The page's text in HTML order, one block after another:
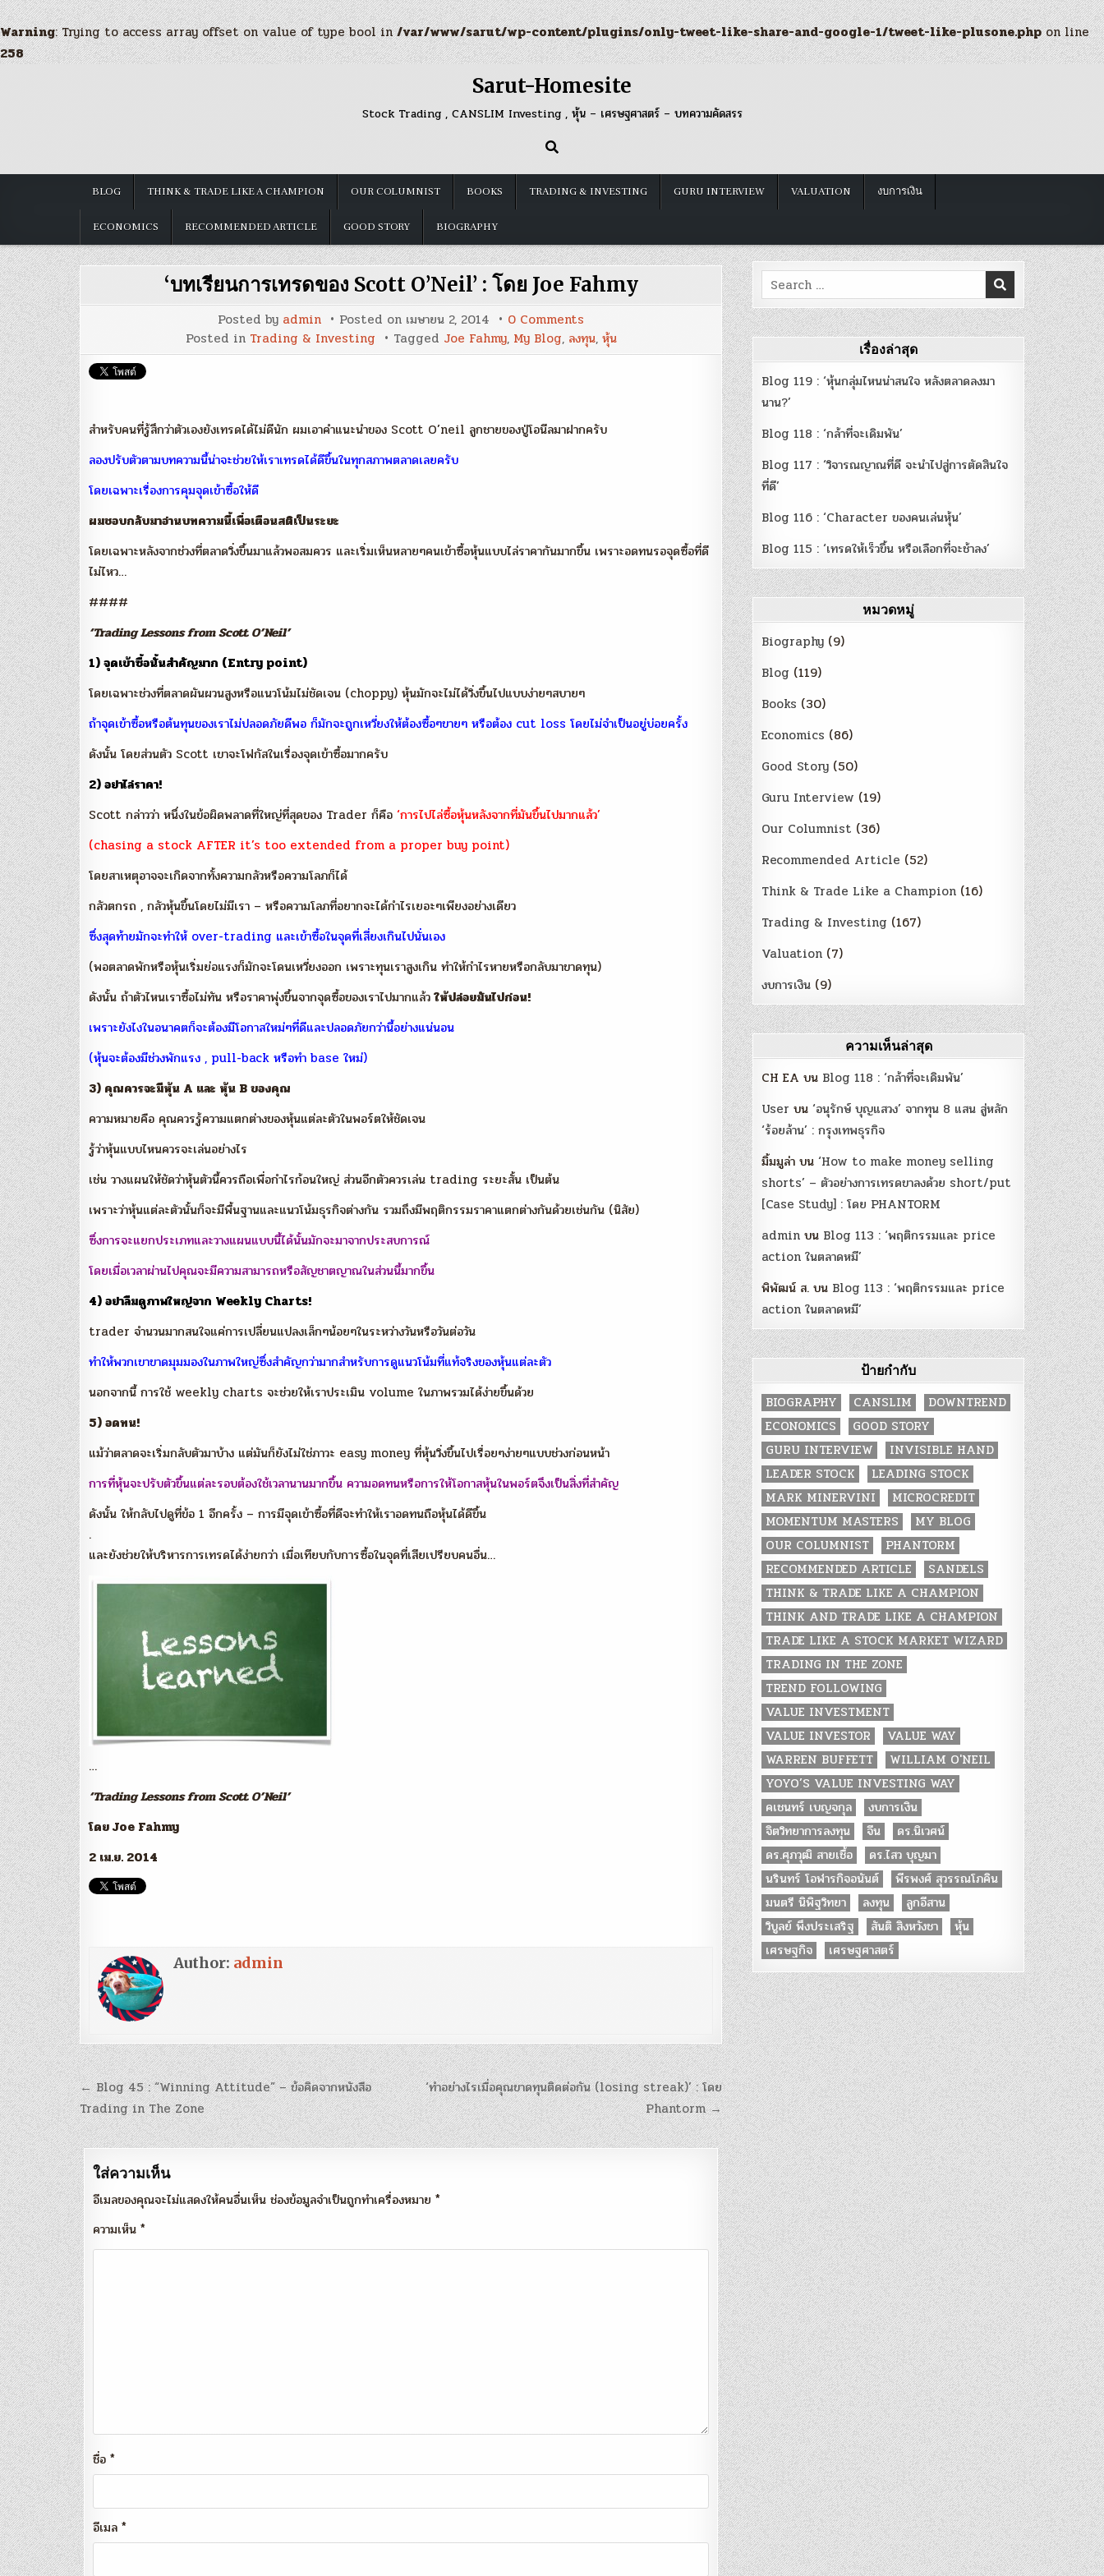
Warning: Trying to access array offset on value of type bool in/var/www/sarut/wp-content/plugins/only-tweet-like-share-and-google-1/tweet-like-plusone.phpon line
258
Sarut-Homesite
Stock Trading , CANSLIM Investing , หุ้น – เศรษฐศาสตร์ – บทความคัดสรร
BLOG THINK & TRADE LIKE A CHAMPION OUR COLUMNIST BOOKS TRADING & INVESTING GURU INTERVIEW VALUATION งบการเงิน
ECONOMICS RECOMMENDED ARTICLE GOOD STORY BIOGRAPHY
‘บทเรียนการเทรดของ Scott O’Neil’ : โดย Joe Fahmy
Posted by admin Posted on เมษายน 2, 2014 0 Comments
‘บท
เรียน
การ
โดย
Posted in Trading & Investing Tagged Joe Fahmy, My Blog, ลงทุน, หุ้น
สำหรับคนที่รู้สึกว่าตัวเองยังเทรดได้ไม่ดีนัก ผมเอาคำแนะนำของ Scott O’neil ลูกชายของปู่โอนีลมาฝากครับ
ลองปรับตัวตามบทความนี้น่าจะช่วยให้เราเทรดได้ดีขึ้นในทุกสภาพตลาดเลยครับ
โดยเฉพาะเรื่องการคุมจุดเข้าซื้อให้ดี
ผมชอบกลับมาอ่านบทความนี้เพื่อเตือนสติเป็นระยะ
โดยเฉพาะหลังจากช่วงที่ตลาดวิ่งขึ้นมาแล้วพอสมควร และเริ่มเห็นหลายๆคนเข้าซื้อหุ้นแบบไล่ราคากันมากขึ้น เพราะอดทนรอจุดซื้อที่ดี
ไม่ไหว…
####
‘Trading Lessons from Scott O’Neil’
1) จุดเข้าซื้อนั้นสำคัญมาก (Entry point)
โดยเฉพาะช่วงที่ตลาดผันผวนสูงหรือแนวโน้มไม่ชัดเจน (choppy) หุ้นมักจะไม่ได้วิ่งขึ้นไปแบบง่ายๆสบายๆ
ถ้าจุดเข้าซื้อหรือต้นทุนของเราไม่ปลอดภัยดีพอ ก็มักจะถูกเหวี่ยงให้ต้องซื้อๆขายๆ หรือต้อง cut loss โดยไม่จำเป็นอยู่บ่อยครั้ง
ดังนั้น โดยส่วนตัว Scott เขาจะโฟกัสในเรื่องจุดเข้าซื้อมากครับ
2) อย่าไล่ราคา!
Scott กล่าวว่า หนึ่งในข้อผิดพลาดที่ใหญ่ที่สุดของ Trader ก็คือ ‘การไปไล่ซื้อหุ้นหลังจากที่มันขึ้นไปมากแล้ว’
(chasing a stock AFTER it’s too extended from a proper buy point)
โดยสาเหตุอาจจะเกิดจากทั้งความกลัวหรือความโลภก็ได้
กลัวตกรถ , กลัวหุ้นขึ้นโดยไม่มีเรา – หรือความโลภที่อยากจะได้กำไรเยอะๆเพียงอย่างเดียว
ซึ่งสุดท้ายมักจะทำให้ over-trading และเข้าซื้อในจุดที่เสี่ยงเกินไปนั่นเอง
(พอตลาดพักหรือหุ้นเริ่มย่อแรงก็มักจะโดนเหวี่ยงออก เพราะทุนเราสูงเกิน ทำให้กำไรหายหรือกลับมาขาดทุน)
ดังนั้น ถ้าตัวไหนเราซื้อไม่ทัน หรือราคาพุ่งขึ้นจากจุดซื้อของเราไปมากแล้วให้ปล่อยมันไปก่อน!
เพราะยังไงในอนาคตก็จะต้องมีโอกาสใหม่ๆที่ดีและปลอดภัยกว่านี้อย่างแน่นอน
(หุ้นจะต้องมีช่วงพักแรง , pull-back หรือทำ base ใหม่)
3) คุณควรจะมีหุ้น A และ หุ้น B ของคุณ
ความหมายคือ คุณควรรู้ความแตกต่างของหุ้นแต่ละตัวในพอร์ตให้ชัดเจน
รู้ว่าหุ้นแบบไหนควรจะเล่นอย่างไร
เช่น วางแผนให้ชัดว่าหุ้นตัวนี้ควรถือเพื่อกำไรก้อนใหญ่ ส่วนอีกตัวควรเล่น trading ระยะสั้น เป็นต้น
เพราะว่าหุ้นแต่ละตัวนั้นก็จะมีพื้นฐานและแนวโน้มธุรกิจต่างกัน รวมถึงมีพฤติกรรมราคาแตกต่างกันด้วยเช่นกัน (นิสัย)
ซึ่งการจะแยกประเภทและวางแผนแบบนี้ได้นั้นมักจะมาจากประสบการณ์
โดยเมื่อเวลาผ่านไปคุณจะมีความสามารถหรือสัญชาตญาณในส่วนนี้มากขึ้น
4) อย่าลืมดูภาพใหญ่จาก Weekly Charts!
trader จำนวนมากสนใจแค่การเปลี่ยนแปลงเล็กๆน้อยๆในระหว่างวันหรือวันต่อวัน
ทำให้พวกเขาขาดมุมมองในภาพใหญ่ซึ่งสำคัญกว่ามากสำหรับการดูแนวโน้มที่แท้จริงของหุ้นแต่ละตัว
นอกจากนี้ การใช้ weekly charts จะช่วยให้เราประเมิน volume ในภาพรวมได้ง่ายขึ้นด้วย
5) อดทน!
แม้ว่าตลาดจะเริ่มกลับตัวมาบ้าง แต่มันก็ยังไม่ใช่ภาวะ easy money ที่หุ้นวิ่งขึ้นไปเรื่อยๆง่ายๆแบบช่วงก่อนหน้า
การที่หุ้นจะปรับตัวขึ้นแต่ละรอบต้องใช้เวลานานมากขึ้น ความอดทนหรือการให้โอกาสหุ้นในพอร์ตจึงเป็นสิ่งที่สำคัญ
ดังนั้น ให้กลับไปดูที่ข้อ 1 อีกครั้ง – การมีจุดเข้าซื้อที่ดีจะทำให้เราอดทนถือหุ้นได้ดีขึ้น
.
และยังช่วยให้บริหารการเทรดได้ง่ายกว่า เมื่อเทียบกับการซื้อในจุดที่เสียเปรียบคนอื่น…
…
‘Trading Lessons from Scott O’Neil’
โดย Joe Fahmy
2 เม.ย. 2014
Author: admin
แนะแนว
เรื่อง
‘ทำอย่างไรเมื่อคุณขาดทุนติดต่อกัน (losing streak)’ : โดย
Phantorm →
← Blog 45 : “Winning Attitude” – ข้อคิดจากหนังสือ
Trading in The Zone
ใส่ความเห็น
อีเมลของคุณจะไม่แสดงให้คนอื่นเห็น ช่องข้อมูลจำเป็นถูกทำเครื่องหมาย *
ความเห็น *
ชื่อ *
อีเมล *
Search
for:
เรื่องล่าสุด
Blog 119 : ‘หุ้นกลุ่มไหนน่าสนใจ หลังตลาดลงมา
นาน?’
Blog 118 : ‘กล้าที่จะเดิมพัน’
Blog 117 : ‘วิจารณญาณที่ดี จะนำไปสู่การตัดสินใจ
ที่ดี’
Blog 116 : ‘Character ของคนเล่นหุ้น’
Blog 115 : ‘เทรดให้เร็วขึ้น หรือเลือกที่จะช้าลง’
หมวดหมู่
Biography (9)
Blog (119)
Books (30)
Economics (86)
Good Story (50)
Guru Interview (19)
Our Columnist (36)
Recommended Article (52)
Think & Trade Like a Champion (16)
Trading & Investing (167)
Valuation (7)
งบการเงิน (9)
ความเห็นล่าสุด
CH EA บน Blog 118 : ‘กล้าที่จะเดิมพัน’
User บน‘อนุรักษ์ บุญแสวง’ จากทุน 8 แสน สู่หลัก
‘ร้อยล้าน’ : กรุงเทพธุรกิจ
มิ้มมูล่า บน‘How to make money selling
shorts’ – ตัวอย่างการเทรดขาลงด้วย short/put
[Case Study] : โดย PHANTORM
admin บน Blog 113 : ‘พฤติกรรมและ price
action ในตลาดหมี’
พิพัฒน์ ส. บน Blog 113 : ‘พฤติกรรมและ price
action ในตลาดหมี’
ป้ายกำกับ
BIOGRAPHY CANSLIM
DOWNTREND
ECONOMICS
GOOD STORY
GURU INTERVIEW
INVISIBLE HAND
LEADER STOCK
LEADING STOCK
MARK MINERVINI
MICROCREDIT
MOMENTUM MASTERS
MY BLOG
OUR COLUMNIST
PHANTORM
RECOMMENDED ARTICLE
SANDELS
THINK & TRADE LIKE A CHAMPION
THINK AND TRADE LIKE A CHAMPION
TRADE LIKE A STOCK MARKET WIZARD
TRADING IN THE ZONE
TREND FOLLOWING
VALUE INVESTMENT
VALUE INVESTOR
VALUE WAY
WARREN BUFFETT
WILLIAM O'NEIL
YOYO’S VALUE INVESTING WAY
คเชนทร์ เบญจกุล
งบการเงิน
จิตวิทยาการลงทุน
จีน
ดร.นิเวศน์
ดร.ศุภวุฒิ สายเชื้อ
ดร.ไสว บุญมา
นรินทร์ โอฬารกิจอนันต์
พีรพงศ์ สุวรรณโภคิน
มนตรี นิพิฐวิทยา
ลงทุน
ลูกอีสาน
วิบูลย์ พึงประเสริฐ
สันติ สิงหวังชา
หุ้น
เศรษฐกิจ
เศรษฐศาสตร์